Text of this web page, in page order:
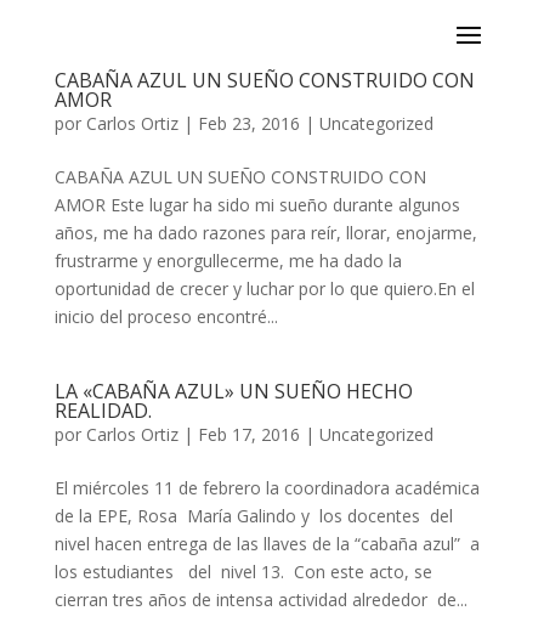
CABAÑA AZUL UN SUEÑO CONSTRUIDO CON
AMOR
por Carlos Ortiz| Feb 23, 2016 | Uncategorized
CABAÑA AZUL UN SUEÑO CONSTRUIDO CON
AMOR Este lugar ha sido mi sueño durante algunos
años, me ha dado razones para reír, llorar, enojarme,
frustrarme y enorgullecerme, me ha dado la
oportunidad de crecer y luchar por lo que quiero.En el
inicio del proceso encontré...
LA «CABAÑA AZUL» UN SUEÑO HECHO
REALIDAD.
por Carlos Ortiz| Feb 17, 2016 | Uncategorized
El miércoles 11 de febrero la coordinadora académica
de la EPE, Rosa María Galindo y los docentes del
nivel hacen entrega de las llaves de la “cabaña azul” a
los estudiantes del nivel 13. Con este acto, se
cierran tres años de intensa actividad alrededor de...